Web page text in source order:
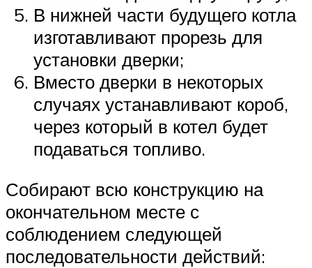
В нижней части будущего котла
изготавливают прорезь для
установки дверки;
Вместо дверки в некоторых
случаях устанавливают короб,
через который в котел будет
подаваться топливо.
Собирают всю конструкцию на
окончательном месте с
соблюдением следующей
последовательности действий: